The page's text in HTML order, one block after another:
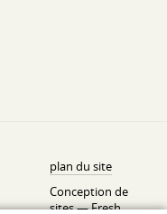
plan du site
Conception de
sites —Fresh